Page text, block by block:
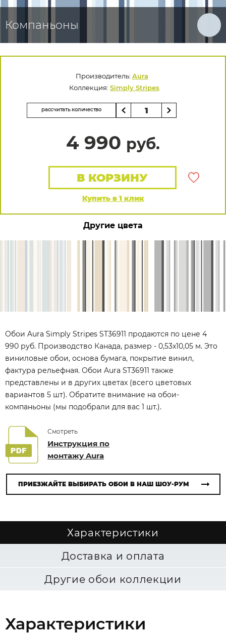
Компаньоны
Производитель: Aura
Коллекция: Simply Stripes
рассчитать количество
4 990 руб.
Купить в 1 клик
В КОРЗИНУ
Другие цвета
Обои Aura Simply Stripes ST36911 продаются по цене 4
990 руб. Производство Канада, размер - 0,53x10,05 м. Это
виниловые обои, основа бумага, покрытие винил,
фактура рельефная. Обои Aura ST36911 также
представлены и в других цветах (всего цветовых
вариантов 5 шт). Обратите внимание на обои-
компаньоны (мы подобрали для вас 1 шт.).
Смотреть
Инструкция по
монтажу Aura
ПРИЕЗЖАЙТЕ ВЫБИРАТЬ ОБОИ В НАШ ШОУ-РУМ
Характеристики
Доставка и оплата
Другие обои коллекции
Характеристики